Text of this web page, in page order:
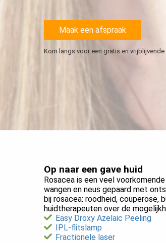
Maak een afspraak
Kom langs voor een gratis en
Op naar een gave huid
Rosacea is een veel
wangen en neus gepaard met
bij rosacea: roodheid, couperose,
huidtherapeuten over de
Easy Droxy Azelaic Peeling
IPL-flitslamp
Fractionele laser